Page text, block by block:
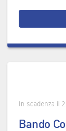
In scadenza il
Bando